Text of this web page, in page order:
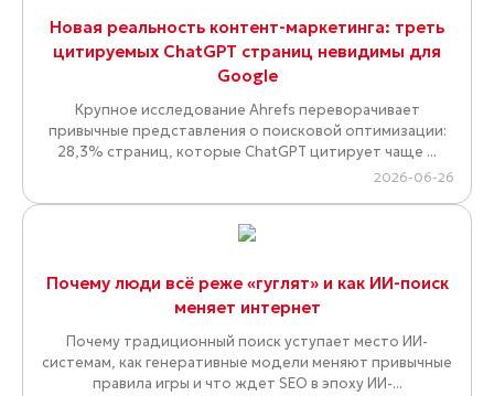
Новая реальность контент-маркетинга: треть
цитируемых ChatGPT страниц невидимы для
Google
Крупное исследование Ahrefs переворачивает
привычные представления о поисковой оптимизации:
28,3% страниц, которые ChatGPT цитирует чаще ...
2026-06-26
Почему люди всё реже «гуглят» и как ИИ-поиск
меняет интернет
Почему традиционный поиск уступает место ИИ-
системам, как генеративные модели меняют привычные
правила игры и что ждет SEO в эпоху ИИ-...